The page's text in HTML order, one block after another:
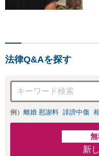
法律Q&Aを探す
例） 離婚 慰謝料 誹謗中傷
新